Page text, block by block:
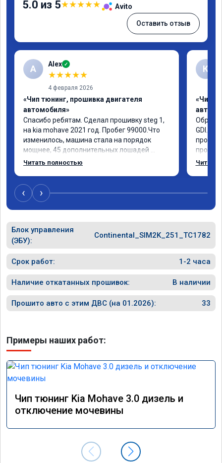
5.0 из 5★★★★★ Avito
Оставить отзыв
A Alex ✓
★★★★★
4 февраля 2026
«Чип тюнинг, прошивка двигателя
автомобиля»
Спасибо ребятам. Сделал прошивку steg 1,
на kia mohave 2021 год. Пробег 99000.Что
изменилось, машина стала на порядок
мощнее, 45 дополнительных лошадей
существенно чувствуется и соответственно
дня катаюсь, держит 12-12.5. Коробка
перестала подпинывать при наборе
скорости. Педаль газа более отзывчевее. В
Читать полностью
К
«Чип
GDI.
похоже
способ
общем
Читать
‹ ›
Блок управления
(ЭБУ):
Continental_SIM2K_251_TC1782
Срок работ: 1-2 часа
Наличие откатанных прошивок: В наличии
Прошито авто с этим ДВС (на 01.2026): 33
Примеры наших работ:
Чип тюнинг Kia Mohave 3.0 дизель и
отключение мочевины